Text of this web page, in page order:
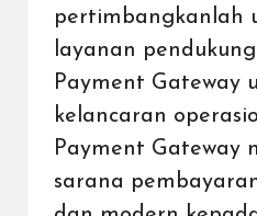
pertimbangkanlah
layanan
Payment Gateway
kelancaran
Payment Gateway
sarana